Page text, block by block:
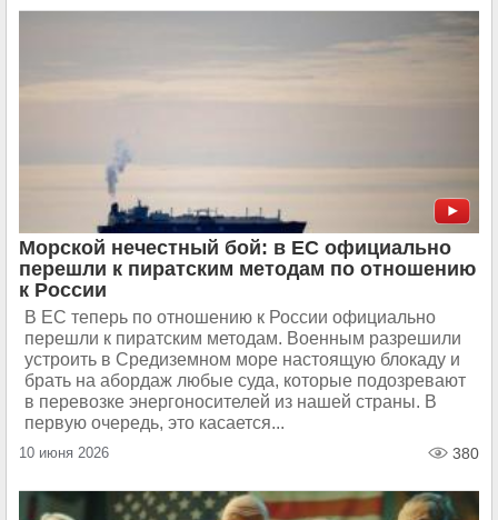
Морской нечестный бой: в ЕС официально
перешли к пиратским методам по отношению
к России
В ЕС теперь по отношению к России официально
перешли к пиратским методам. Военным разрешили
устроить в Средиземном море настоящую блокаду и
брать на абордаж любые суда, которые подозревают
в перевозке энергоносителей из нашей страны. В
первую очередь, это касается...
10 июня 2026 380